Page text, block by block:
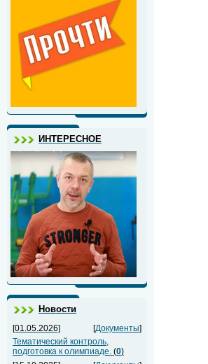
ИНТЕРЕСНОЕ
Новости
[01.05.2026] [Документы]
Тематический контроль,
подготовка к олимпиаде. (0)